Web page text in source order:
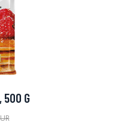
500 G